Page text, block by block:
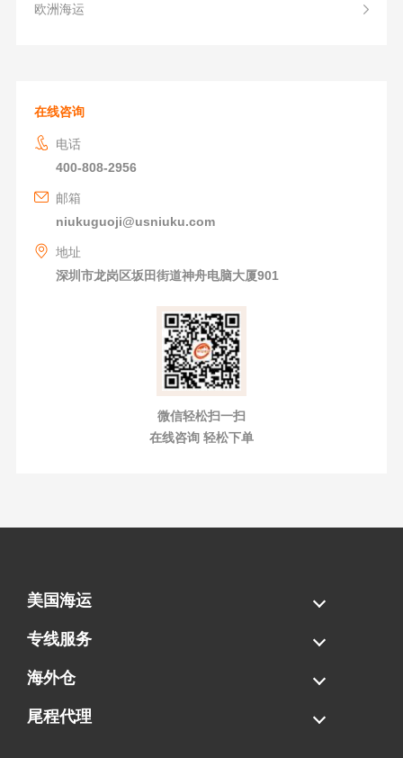
欧洲海运
在线咨询
电话
400-808-2956
邮箱
niukuguoji@usniuku.com
地址
深圳市龙岗区坂田街道神舟电脑大厦901
微信轻松扫一扫
在线咨询 轻松下单
美国海运
海运拼柜
海运整柜
美国海卡
加拿大海运
专线服务
FBA专线直送
超大件专线
AWD专线
电池专线
海外仓
一件代发
FBA中转
贴标换标
拆柜/存储
尾程代理